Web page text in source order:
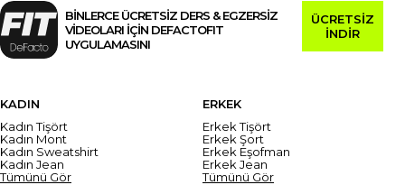
BİNLERCE ÜCRETSİZ DERS & EGZERSİZ
VİDEOLARI İÇİN DEFACTOFIT
UYGULAMASINI
ÜCRETSİZ
İNDİR
KADIN
Kadın Tişört
Kadın Mont
Kadın Sweatshirt
Kadın Jean
Tümünü Gör
ERKEK
Erkek Tişört
Erkek Şort
Erkek Eşofman
Erkek Jean
Tümünü Gör